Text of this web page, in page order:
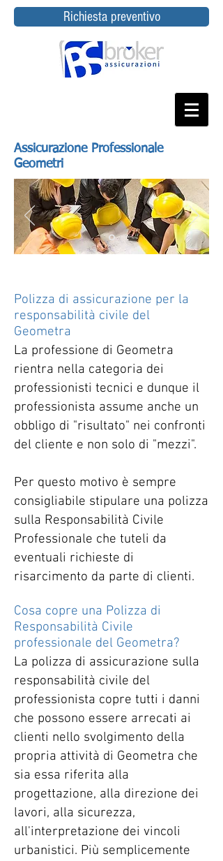
Richiesta preventivo
Assicurazione Professionale
Geometri
Polizza di assicurazione per la
responsabilità civile del
Geometra
La professione di Geometra
rientra nella categoria dei
professionisti tecnici e dunque il
professionista assume anche un
obbligo di "risultato" nei confronti
del cliente e non solo di "mezzi".
Per questo motivo è sempre
consigliabile stipulare una polizza
sulla Responsabilità Civile
Professionale che tuteli da
eventuali richieste di
risarcimento da parte di clienti.
Cosa copre una Polizza di
Responsabilità Civile
professionale del Geometra?
La polizza di assicurazione sulla
responsabilità civile del
professionista copre tutti i danni
che possono essere arrecati ai
clienti nello svolgimento della
propria attività di Geometra che
sia essa riferita alla
progettazione, alla direzione dei
lavori, alla sicurezza,
all'interpretazione dei vincoli
urbanistici. Più semplicemente